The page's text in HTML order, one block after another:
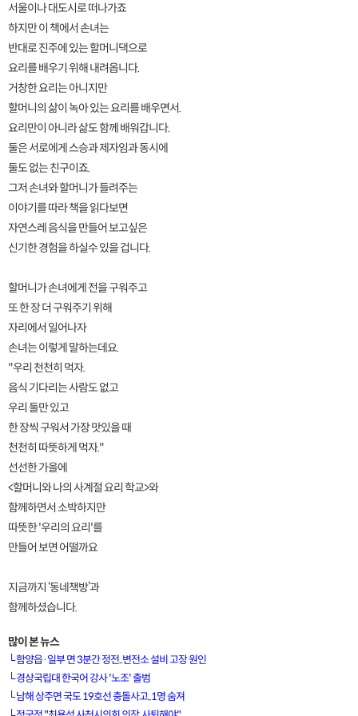
서울이나 대도시로 떠나가죠
하지만 이 책에서 손녀는
반대로 진주에 있는 할머니댁으로
요리를 배우기 위해 내려옵니다.
거창한 요리는 아니지만
할머니의 삶이 녹아 있는 요리를 배우면서.
요리만이 아니라 삶도 함께 배워갑니다.
둘은 서로에게 스승과 제자임과 동시에
둘도 없는 친구이죠.
그저 손녀와 할머니가 들려주는
이야기를 따라 책을 읽다보면
자연스레 음식을 만들어 보고싶은
신기한 경험을 하실수 있을 겁니다.
할머니가 손녀에게 전을 구워주고
또 한 장 더 구워주기 위해
자리에서 일어나자
손녀는 이렇게 말하는데요.
"우리 천천히 먹자.
음식 기다리는 사람도 없고
우리 둘만 있고
한 장씩 구워서 가장 맛있을 때
천천히 따뜻하게 먹자."
선선한 가을에
<할머니와 나의 사계절 요리 학교>와
함께하면서 소박하지만
따뜻한 '우리의 요리'를
만들어 보면 어떨까요
지금까지 ‘동네책방’과
함께하셨습니다.
많이 본 뉴스
└함양읍·일부 면 3분간 정전..변전소 설비 고장 원인
└경상국립대 한국어 강사 '노조' 출범
└남해 상주면 국도 19호선 충돌사고..1명 숨져